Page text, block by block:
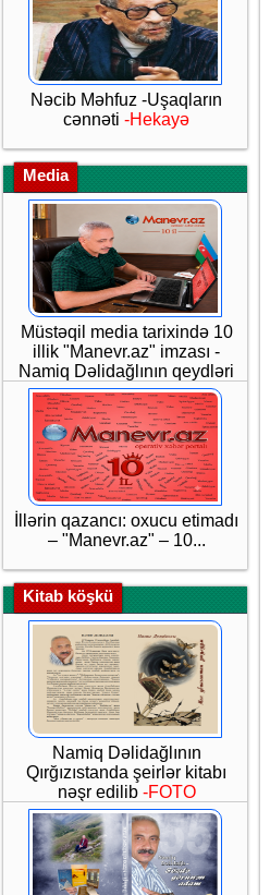
Nəcib Məhfuz -Uşaqların
cənnəti -Hekayə
Media
Müstəqil media tarixində 10
illik "Manevr.az" imzası -
Namiq Dəlidağlının qeydləri
İllərin qazancı: oxucu etimadı
– "Manevr.az" – 10...
Kitab köşkü
Namiq Dəlidağlının
Qırğızıstanda şeirlər kitabı
nəşr edilib -FOTO